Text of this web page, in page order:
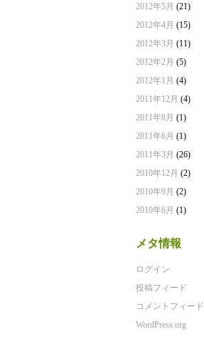
2012年5月 (21)
2012年4月 (15)
2012年3月 (11)
2012年2月 (5)
2012年1月 (4)
2011年12月 (4)
2011年8月 (1)
2011年6月 (1)
2011年3月 (26)
2010年12月 (2)
2010年9月 (2)
2010年6月 (1)
メタ情報
ログイン
投稿フィード
コメントフィード
WordPress.org